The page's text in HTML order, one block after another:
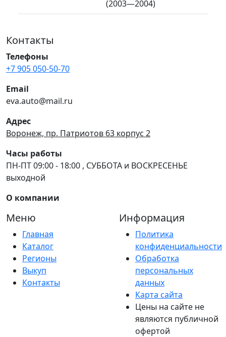
(2003—2004)
Контакты
Телефоны
+7 905 050-50-70
Email
eva.auto@mail.ru
Адрес
Воронеж, пр. Патриотов 63 корпус 2
Часы работы
ПН-ПТ 09:00 - 18:00 , СУББОТА и ВОСКРЕСЕНЬЕ
выходной
О компании
Меню
Главная
Каталог
Регионы
Выкуп
Контакты
Информация
Политика
конфиденциальности
Обработка
персональных
данных
Карта сайта
Цены на сайте не
являются публичной
офертой